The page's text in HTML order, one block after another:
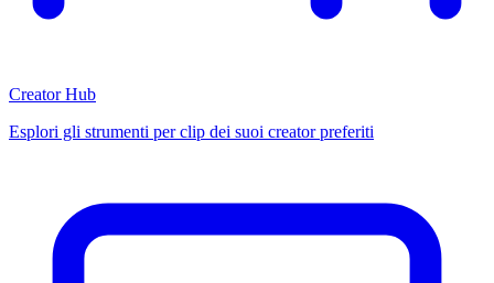
Creator Hub
Esplori gli strumenti per clip dei suoi creator preferiti